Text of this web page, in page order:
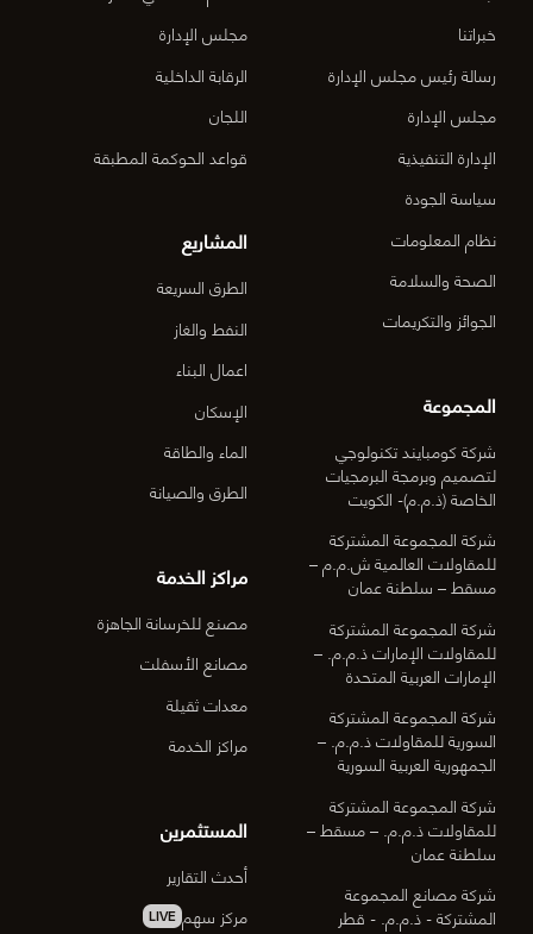
خبراتنا
رسالة رئيس مجلس الإدارة
مجلس الإدارة
الإدارة التنفيذية
سياسة الجودة
نظام المعلومات
الصحة والسلامة
الجوائز والتكريمات
المجموعة
شركة كومبايند تكنولوجي
لتصميم وبرمجة البرمجيات
الخاصة (ذ.م.م)- الكويت
شركة المجموعة المشتركة
للمقاولات العالمية ش.م.م –
مسقط – سلطنة عمان
شركة المجموعة المشتركة
للمقاولات الإمارات ذ.م.م. –
الإمارات العربية المتحدة
شركة المجموعة المشتركة
السورية للمقاولات ذ.م.م. –
الجمهورية العربية السورية
شركة المجموعة المشتركة
للمقاولات ذ.م.م. – مسقط –
سلطنة عمان
شركة مصانع المجموعة
المشتركة - ذ.م.م. - قطر
مجلس الإدارة
الرقابة الداخلية
اللجان
قواعد الحوكمة المطبقة
المشاريع
الطرق السريعة
النفط والغاز
اعمال البناء
الإسكان
الماء والطاقة
الطرق والصيانة
مراكز الخدمة
مصنع للخرسانة الجاهزة
مصانع الأسفلت
معدات ثقيلة
مراكز الخدمة
المستثمرين
أحدث التقارير
مركز سهم LIVE